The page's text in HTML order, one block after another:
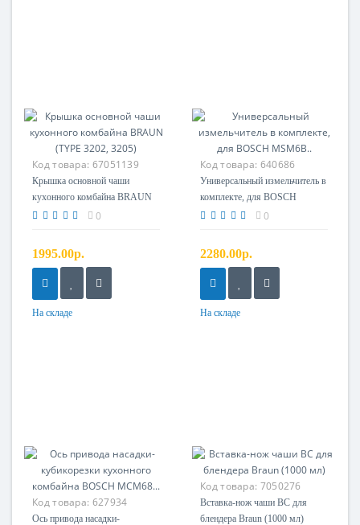
Код товара: 67051139
Крышка основной чаши
кухонного комбайна BRAUN
(TYPE 3202, 3205)
0
1995.00р.
На складе
Код товара: 640686
Универсальный измельчитель в
комплекте, для BOSCH
MSM6B..
0
2280.00р.
На складе
Код товара: 627934
Ось привода насадки-
Код товара: 7050276
Вставка-нож чаши ВС для
блендера Braun (1000 мл)